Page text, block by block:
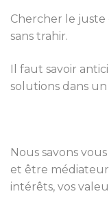
Chercher le
sans trahir.
Il faut savoir
solutions dans
Nous savons
et être
intérêts, vos